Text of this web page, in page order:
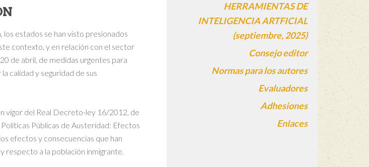
estados se han visto presionados
contexto, y en relación con el sector
de abril, de medidas urgentes para
calidad y seguridad de sus
vigor del Real Decreto-ley 16/2012, de
Públicas de Austeridad: Efectos
efectos y consecuencias que han
respecto a la población inmigrante.
HERRAMIENTAS DE
INTELIGENCIA ARTFICIAL
(septiembre, 2025)
Consejo editor
Normas para los autores
Evaluadores
Adhesiones
Enlaces